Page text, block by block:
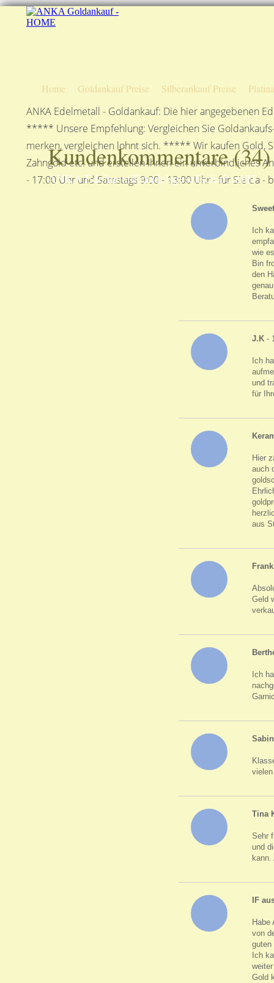
Home Goldankauf Preise Silberankauf Preise
ANKA Edelmetall - Goldankauf: Die hier angegebenen
***** Unsere Empfehlung: Vergleichen Sie
merken, vergleichen lohnt sich. ***** Wir kaufen Gold,
Zahngold etc. und erstellen Ihnen ein unverbindliches
- 17:00 Uhr und Samstags 9:00 - 13:00 Uhr - für Sie
Kundenkommentare (34
ANKA Edelmetallhandelsgesellschaft mbH
Ich
wie
Bin
den
J.K -
Ich
und
für
Hier
auch
aus
Geld
Ich
Tina
Sehr
und
IF
Habe
von
guten
Ich
Gold